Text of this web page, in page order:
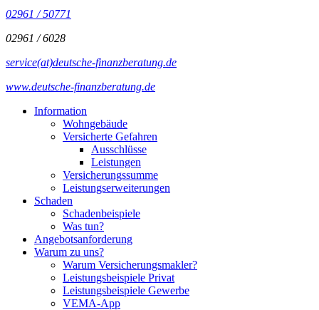
02961 / 50771
02961 / 6028
service(at)deutsche-finanzberatung.de
www.deutsche-finanzberatung.de
Information
Wohngebäude
Versicherte Gefahren
Ausschlüsse
Leistungen
Versicherungssumme
Leistungserweiterungen
Schaden
Schadenbeispiele
Was tun?
Angebotsanforderung
Warum zu uns?
Warum Versicherungsmakler?
Leistungsbeispiele Privat
Leistungsbeispiele Gewerbe
VEMA-App